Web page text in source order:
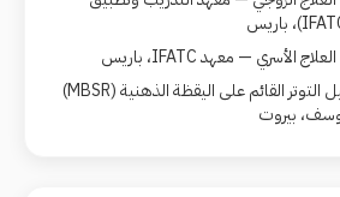
، باريس
الأسري — معهدIFATC، باريس
التوتر القائم على اليقظة الذهنية(MBSR)
بيروت